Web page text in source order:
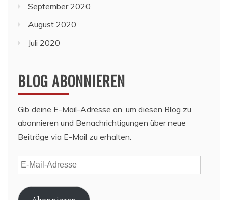
September 2020
August 2020
Juli 2020
BLOG ABONNIEREN
Gib deine E-Mail-Adresse an, um diesen Blog zu
abonnieren und Benachrichtigungen über neue
Beiträge via E-Mail zu erhalten.
E-
Mail-
Adresse